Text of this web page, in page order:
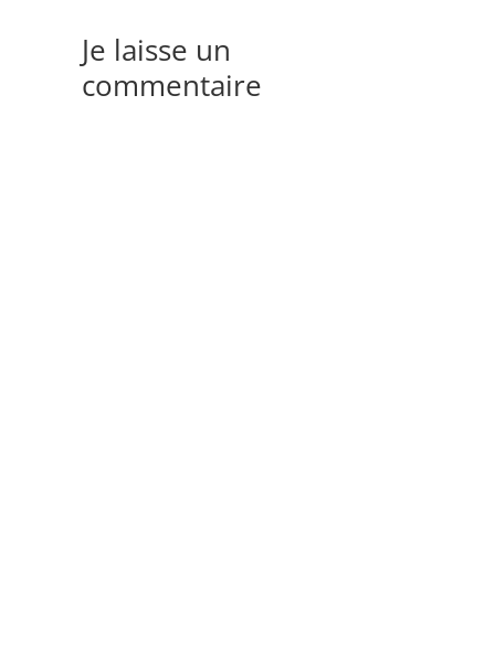
Je laisse un
commentaire